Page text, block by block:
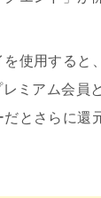
使用すると
ミアム会員
とさらに還